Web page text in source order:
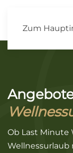
Zum
Ob Last Minute
Wellnessurlaub